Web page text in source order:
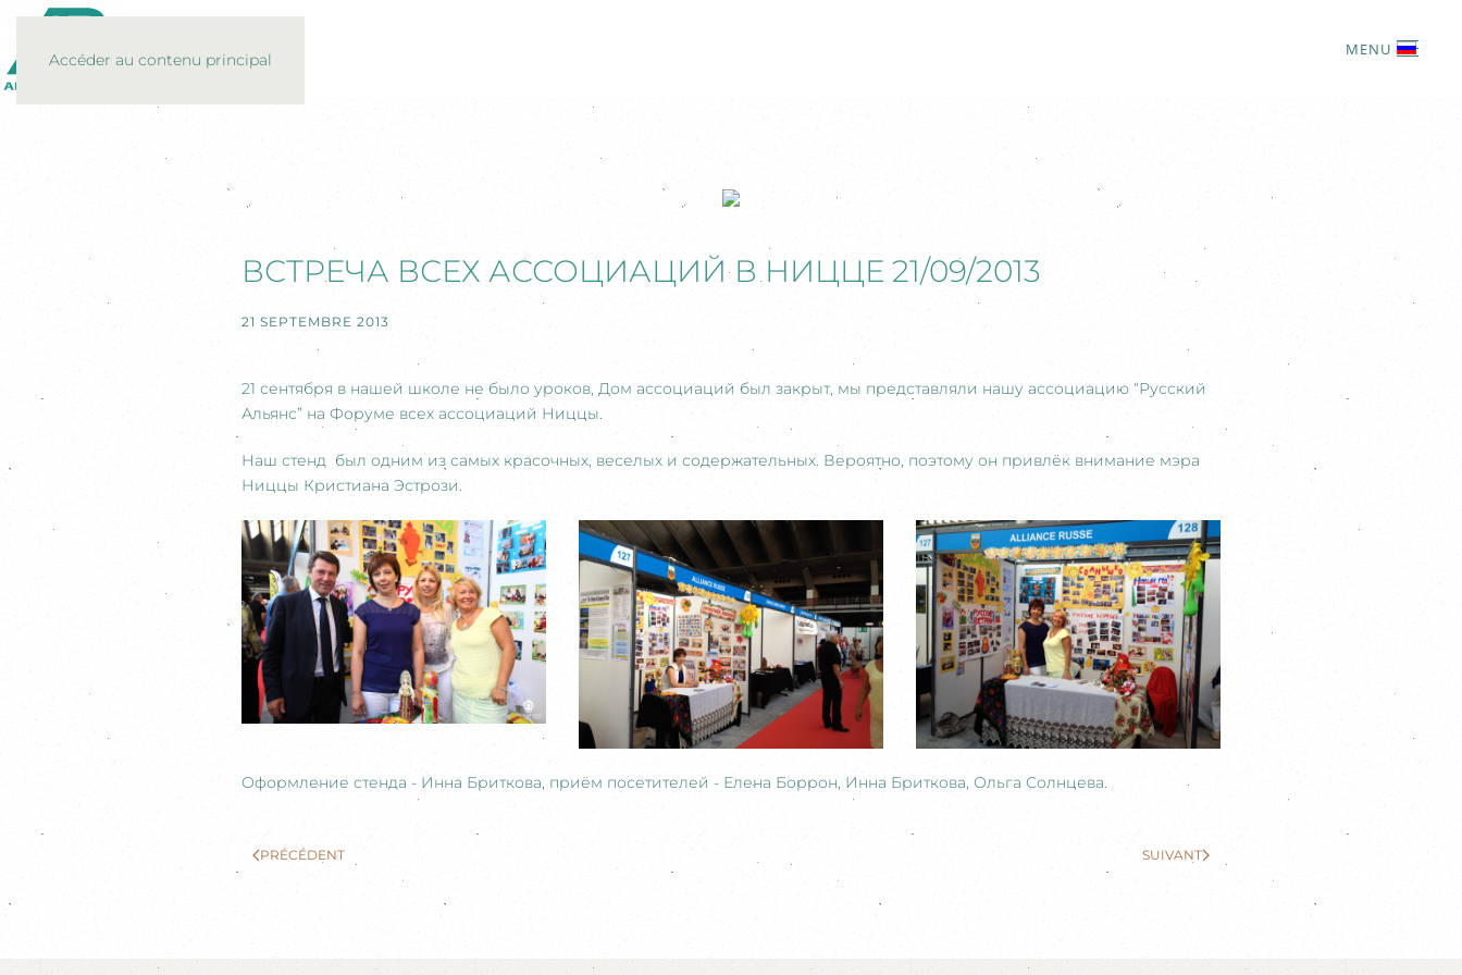
Accéder au contenu principal
MENU
ВСТРЕЧА ВСЕХ АССОЦИАЦИЙ В НИЦЦЕ 21/09/2013
21 SEPTEMBRE 2013
21 сентября в нашей школе не было уроков, Дом ассоциаций был закрыт, мы представляли нашу ассоциацию “Русский
Альянс” на Форуме всех ассоциаций Ниццы.
Наш стенд был одним из самых красочных, веселых и содержательных. Вероятно, поэтому он привлёк внимание мэра
Ниццы Кристиана Эстрози.
Оформление стенда - Инна Бриткова, приём посетителей - Елена Боррон, Инна Бриткова, Ольга Солнцева.
PRÉCÉDENT SUIVANT